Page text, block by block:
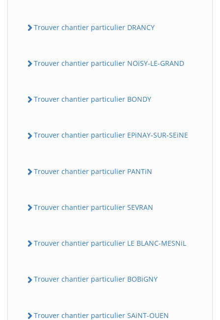
Trouver chantier particulier DRANCY
Trouver chantier particulier NOiSY-LE-GRAND
Trouver chantier particulier BONDY
Trouver chantier particulier EPiNAY-SUR-SEiNE
Trouver chantier particulier PANTiN
Trouver chantier particulier SEVRAN
Trouver chantier particulier LE BLANC-MESNiL
Trouver chantier particulier BOBiGNY
Trouver chantier particulier SAiNT-OUEN